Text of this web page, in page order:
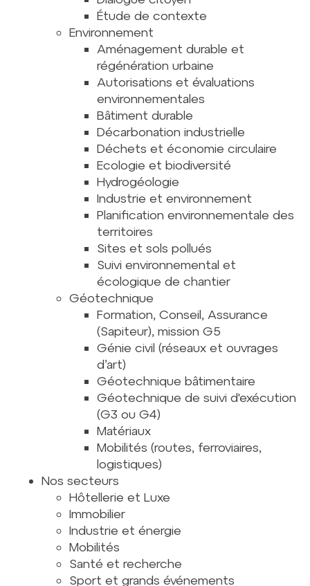
Étude de contexte
Environnement
Aménagement durable et
régénération urbaine
Autorisations et évaluations
environnementales
Bâtiment durable
Décarbonation industrielle
Déchets et économie circulaire
Ecologie et biodiversité
Hydrogéologie
Industrie et environnement
Planification environnementale des
territoires
Sites et sols pollués
Suivi environnemental et
écologique de chantier
Géotechnique
Formation, Conseil, Assurance
(Sapiteur), mission G5
Génie civil (réseaux et ouvrages
d’art)
Géotechnique bâtimentaire
Géotechnique de suivi d'exécution
(G3 ou G4)
Matériaux
Mobilités (routes, ferroviaires,
logistiques)
Nos secteurs
Hôtellerie et Luxe
Immobilier
Industrie et énergie
Mobilités
Santé et recherche
Sport et grands événements